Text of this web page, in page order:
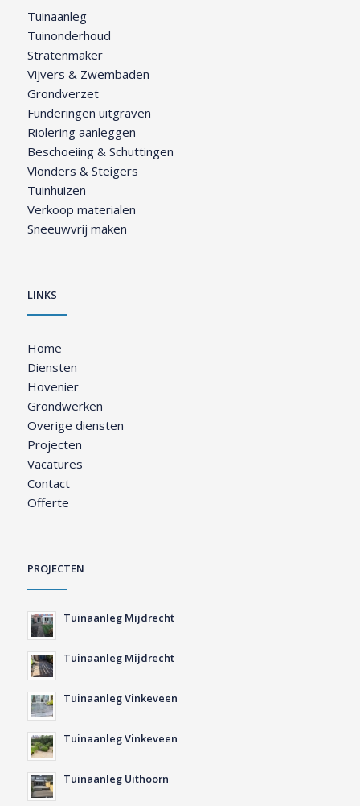
Tuinaanleg
Tuinonderhoud
Stratenmaker
Vijvers & Zwembaden
Grondverzet
Funderingen uitgraven
Riolering aanleggen
Beschoeiing & Schuttingen
Vlonders & Steigers
Tuinhuizen
Verkoop materialen
Sneeuwvrij maken
LINKS
Home
Diensten
Hovenier
Grondwerken
Overige diensten
Projecten
Vacatures
Contact
Offerte
PROJECTEN
Tuinaanleg Mijdrecht
Tuinaanleg Mijdrecht
Tuinaanleg Vinkeveen
Tuinaanleg Vinkeveen
Tuinaanleg Uithoorn